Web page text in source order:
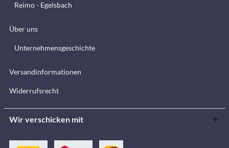
Reimo - Egelsbach
Über uns
Unternehmensgeschichte
Versandinformationen
Widerrufsrecht
Wir verschicken mit